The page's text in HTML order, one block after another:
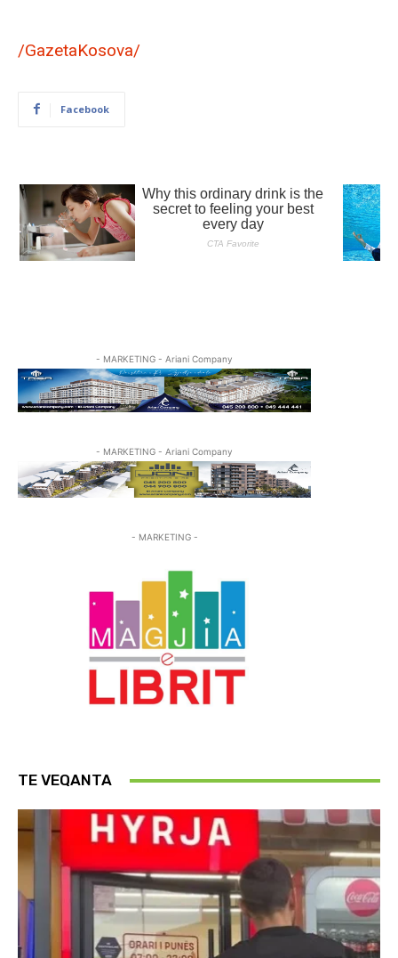
/GazetaKosova/
Facebook
- MARKETING - Ariani Company
- MARKETING - Ariani Company
- MARKETING -
TE VEQANTA